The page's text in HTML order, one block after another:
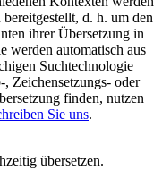
d. h. um den
ihrer Übersetzung in
werden automatisch aus
Suchtechnologie
, Zeichensetzungs- oder
finden, nutzen
Sie uns.
übersetzen.